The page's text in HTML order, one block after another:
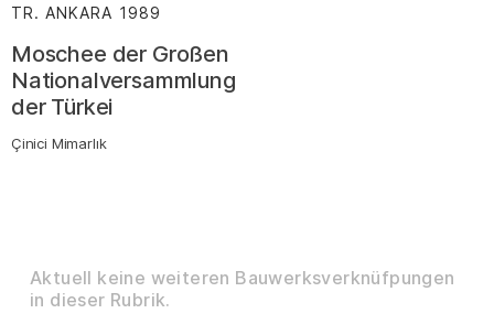
TR. ANKARA 1989
Moschee der Großen
Nationalversammlung
der Türkei
Çinici Mimarlık
Aktuell keine weiteren Bauwerksverknüfpungen
in dieser Rubrik.